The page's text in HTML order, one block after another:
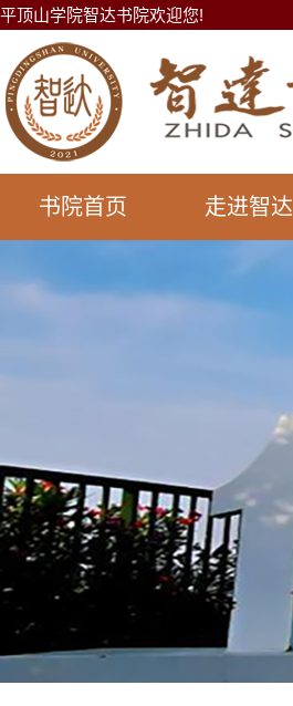
平顶山学院智达书院欢迎您!
书院首页 走进智达